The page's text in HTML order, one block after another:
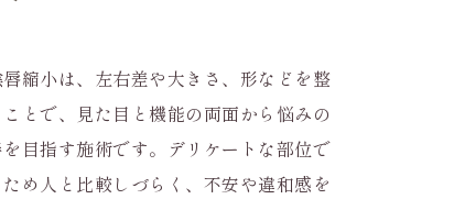
縮小は、左右差や大きさ、形などを整
ことで、見た目と機能の両面から悩みの
目指す施術です。デリケートな部位で
め人と比較しづらく、不安や違和感を